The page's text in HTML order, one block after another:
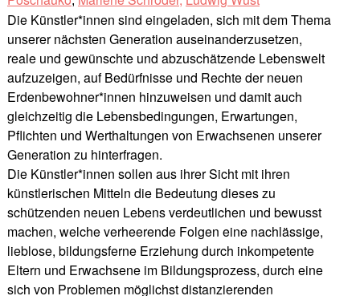
Die Künstler*innen sind eingeladen, sich mit dem Thema
unserer nächsten Generation auseinanderzusetzen,
reale und gewünschte und abzuschätzende Lebenswelt
aufzuzeigen, auf Bedürfnisse und Rechte der neuen
Erdenbewohner*innen hinzuweisen und damit auch
gleichzeitig die Lebensbedingungen, Erwartungen,
Pflichten und Werthaltungen von Erwachsenen unserer
Generation zu hinterfragen.
Die Künstler*innen sollen aus ihrer Sicht mit ihren
künstlerischen Mitteln die Bedeutung dieses zu
schützenden neuen Lebens verdeutlichen und bewusst
machen, welche verheerende Folgen eine nachlässige,
lieblose, bildungsferne Erziehung durch inkompetente
Eltern und Erwachsene im Bildungsprozess, durch eine
sich von Problemen möglichst distanzierenden